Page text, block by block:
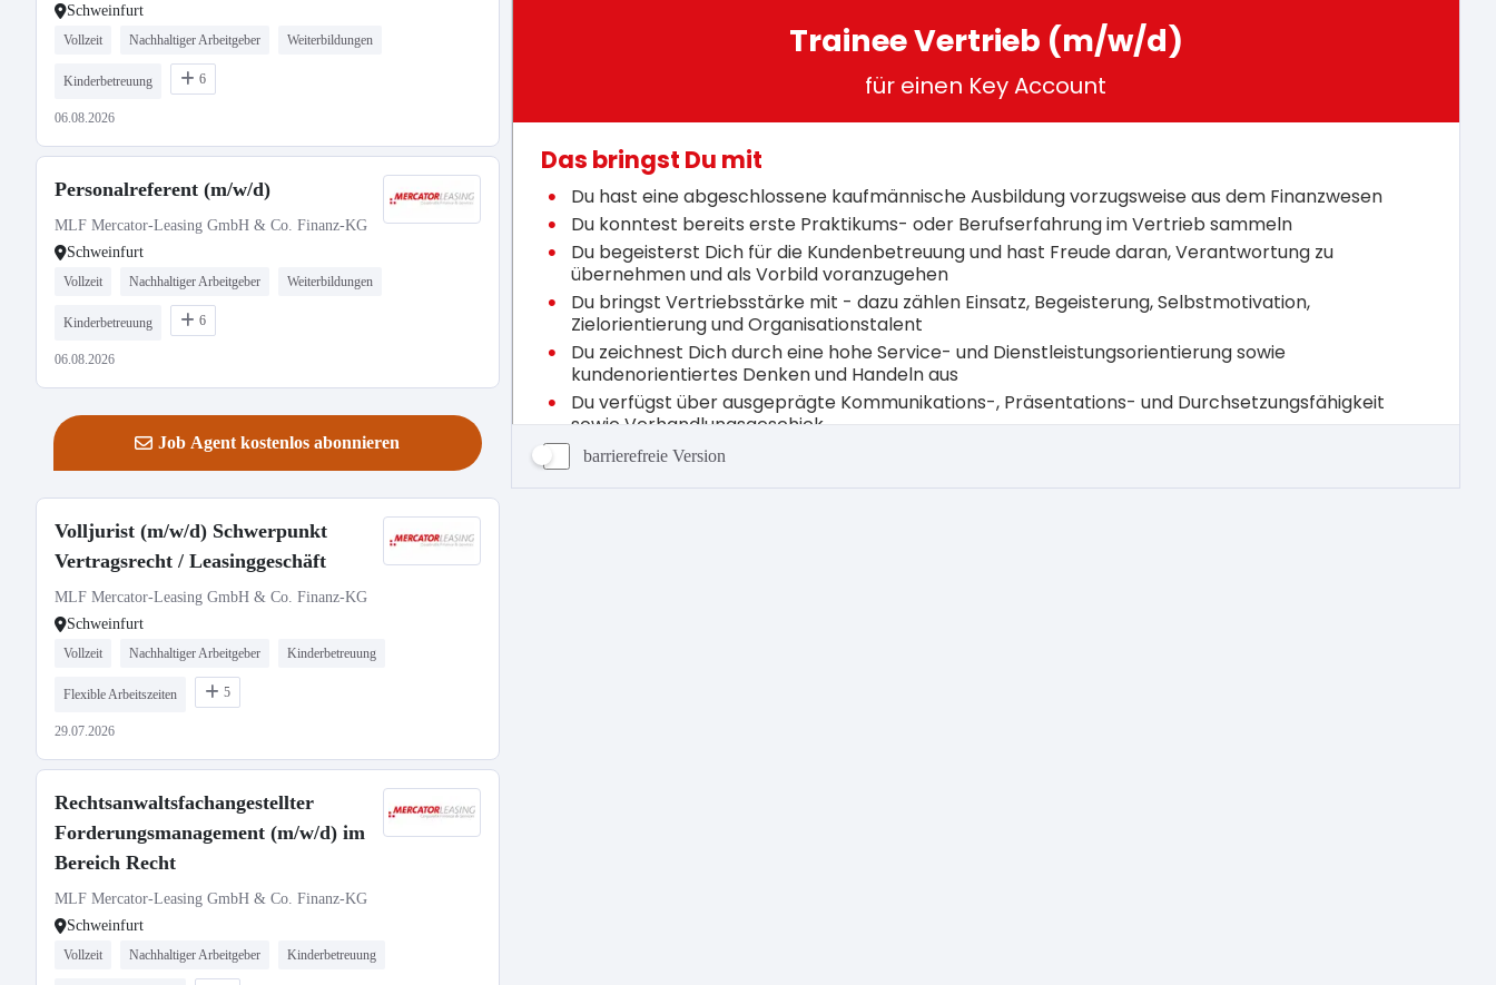
Schweinfurt
Vollzeit Nachhaltiger Arbeitgeber Weiterbildungen
Kinderbetreuung 6
06.08.2026
Personalreferent (m/w/d)
MLF Mercator-Leasing GmbH & Co. Finanz-KG
Schweinfurt
Vollzeit Nachhaltiger Arbeitgeber Weiterbildungen
Kinderbetreuung 6
06.08.2026
Job Agent kostenlos abonnieren
Volljurist (m/w/d) Schwerpunkt
Vertragsrecht / Leasinggeschäft
MLF Mercator-Leasing GmbH & Co. Finanz-KG
Schweinfurt
Vollzeit Nachhaltiger Arbeitgeber Kinderbetreuung
Flexible Arbeitszeiten 5
29.07.2026
Rechtsanwaltsfachangestellter
Forderungsmanagement (m/w/d) im
Bereich Recht
MLF Mercator-Leasing GmbH & Co. Finanz-KG
Schweinfurt
Vollzeit Nachhaltiger Arbeitgeber Kinderbetreuung
barrierefreie Version